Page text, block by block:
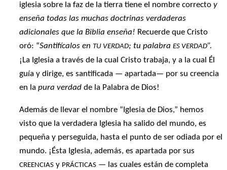
iglesia sobre la faz de la tierra tiene el nombre correctoy
enseña todas las muchas doctrinas verdaderas
adicionales que la Biblia enseña! Recuerde que Cristo
oró: “Santifícalos enTU VERDAD; tu palabraES VERDAD”.
¡La Iglesia a través de la cual Cristo trabaja, y a la cual Él
guía y dirige, es santificada — apartada— por su creencia
en lapura verdad de la Palabra de Dios!
Además de llevar el nombre “Iglesia de Dios,” hemos
visto que la verdadera Iglesia ha salido del mundo, es
pequeña y perseguida, hasta el punto de ser odiada por el
mundo. ¡Ésta Iglesia, además, es apartada por sus
CREENCIAS y PRÁCTICAS — las cuales están de completa